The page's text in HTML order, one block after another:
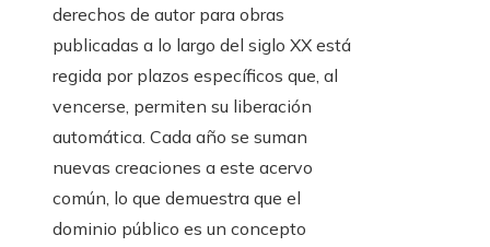
derechos de autor para obras
publicadas a lo largo del siglo XX está
regida por plazos específicos que, al
vencerse, permiten su liberación
automática. Cada año se suman
nuevas creaciones a este acervo
común, lo que demuestra que el
dominio público es un concepto